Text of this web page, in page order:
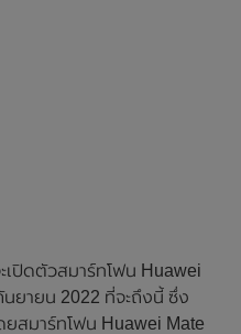
เปิดตัวสมาร์ทโฟน Huawei
นยายน 2022 ที่จะถึงนี้ ซึ่ง
ยสมาร์ทโฟน Huawei Mate